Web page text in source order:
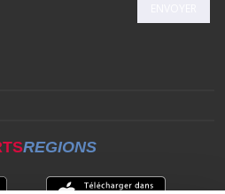
REGIONS